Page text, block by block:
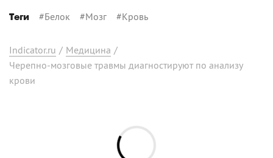
Теги #Белок #Мозг #Кровь
Indicator.ru / Медицина /
Черепно-мозговые травмы диагностируют по анализу
крови